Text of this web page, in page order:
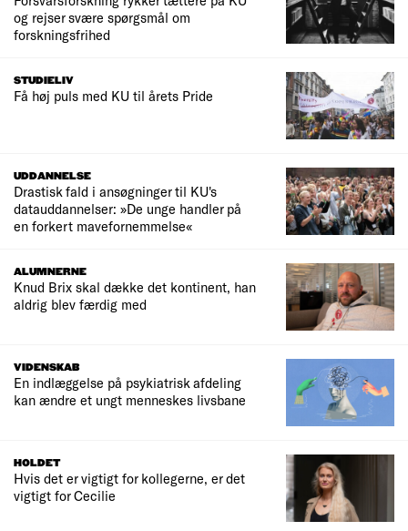
og rejser svære spørgsmål om
forskningsfrihed
STUDIELIV
Få høj puls med KU til årets Pride
UDDANNELSE
Drastisk fald i ansøgninger til KU's
datauddannelser: »De unge handler på
en forkert mavefornemmelse«
ALUMNERNE
Knud Brix skal dække det kontinent, han
aldrig blev færdig med
VIDENSKAB
En indlæggelse på psykiatrisk afdeling
kan ændre et ungt menneskes livsbane
HOLDET
Hvis det er vigtigt for kollegerne, er det
vigtigt for Cecilie